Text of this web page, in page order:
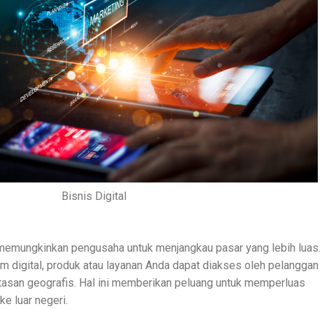
Bisnis Digital
pengusaha untuk menjangkau pasar yang lebih luas.
digital, produk atau layanan Anda dapat diakses oleh pelanggan
geografis. Hal ini memberikan peluang untuk memperluas
luar negeri.